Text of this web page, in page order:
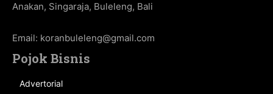
Anakan, Singaraja, Buleleng, Bali
Email: koranbuleleng@gmail.com
Pojok Bisnis
Advertorial